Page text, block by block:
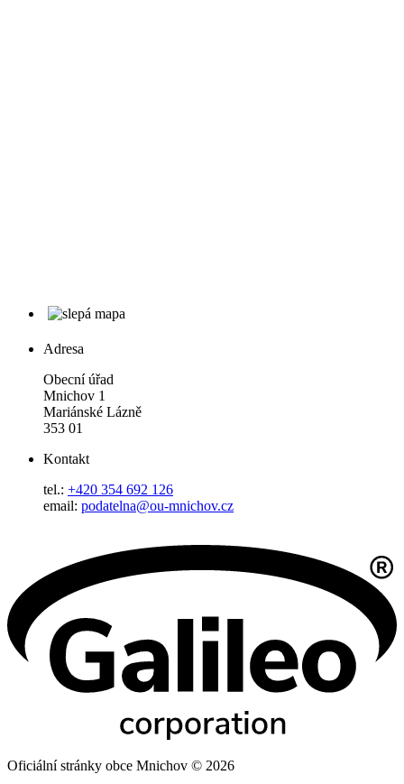
Adresa
Obecní úřad
Mnichov 1
Mariánské Lázně
353 01
Kontakt
tel.: +420 354 692 126
email: podatelna@ou-mnichov.cz
Oficiální stránky obce Mnichov © 2026